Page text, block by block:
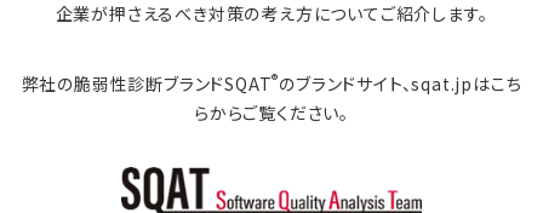
企業が押さえるべき対策の考え方についてご紹介します。
弊社の脆弱性診断ブランドSQAT®のブランドサイト、sqat.jpはこち
らからご覧ください。